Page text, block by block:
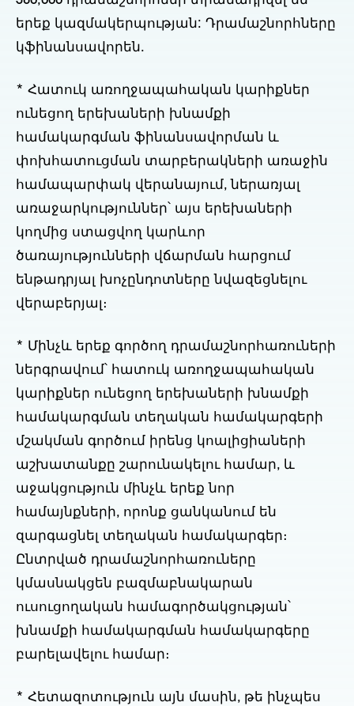
երեք կազմակերպության: Դրամաշնորհները
կֆինանսավորեն.
* Հատուկ առողջապահական կարիքներ
ունեցող երեխաների խնամքի
համակարգման ֆինանսավորման և
փոխհատուցման տարբերակների առաջին
համապարփակ վերանայում, ներառյալ
առաջարկություններ՝ այս երեխաների
կողմից ստացվող կարևոր
ծառայությունների վճարման հարցում
ենթադրյալ խոչընդոտները նվազեցնելու
վերաբերյալ։
* Մինչև երեք գործող դրամաշնորհառուների
ներգրավում՝ հատուկ առողջապահական
կարիքներ ունեցող երեխաների խնամքի
համակարգման տեղական համակարգերի
մշակման գործում իրենց կոալիցիաների
աշխատանքը շարունակելու համար, և
աջակցություն մինչև երեք նոր
համայնքների, որոնք ցանկանում են
զարգացնել տեղական համակարգեր։
Ընտրված դրամաշնորհառուները
կմասնակցեն բազմաբնակարան
ուսուցողական համագործակցության՝
խնամքի համակարգման համակարգերը
բարելավելու համար։
* Հետազոտություն այն մասին, թե ինչպես